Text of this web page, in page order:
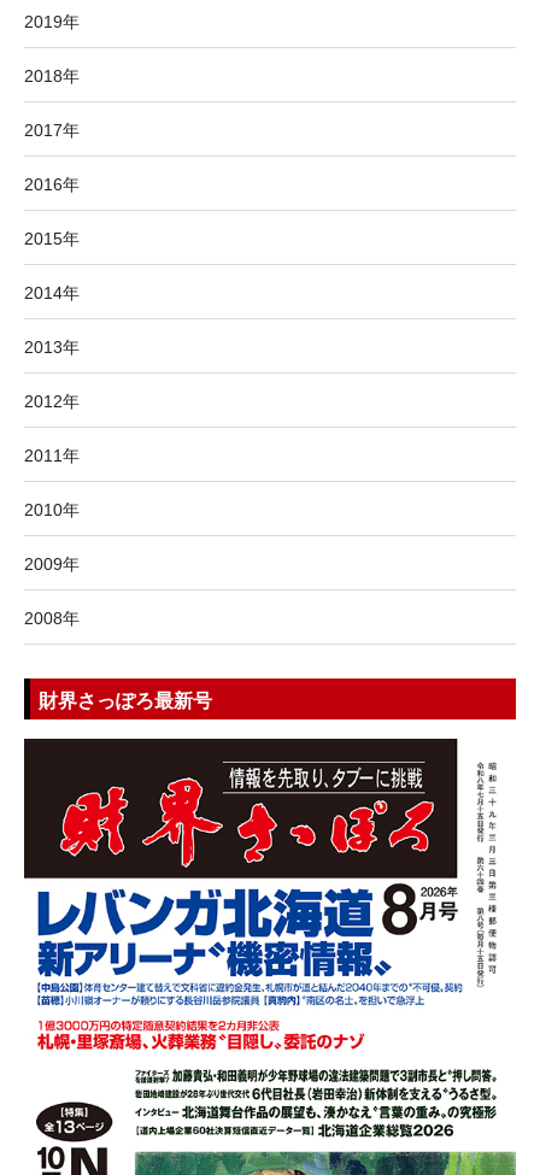
2019年
2018年
2017年
2016年
2015年
2014年
2013年
2012年
2011年
2010年
2009年
2008年
財界さっぽろ最新号